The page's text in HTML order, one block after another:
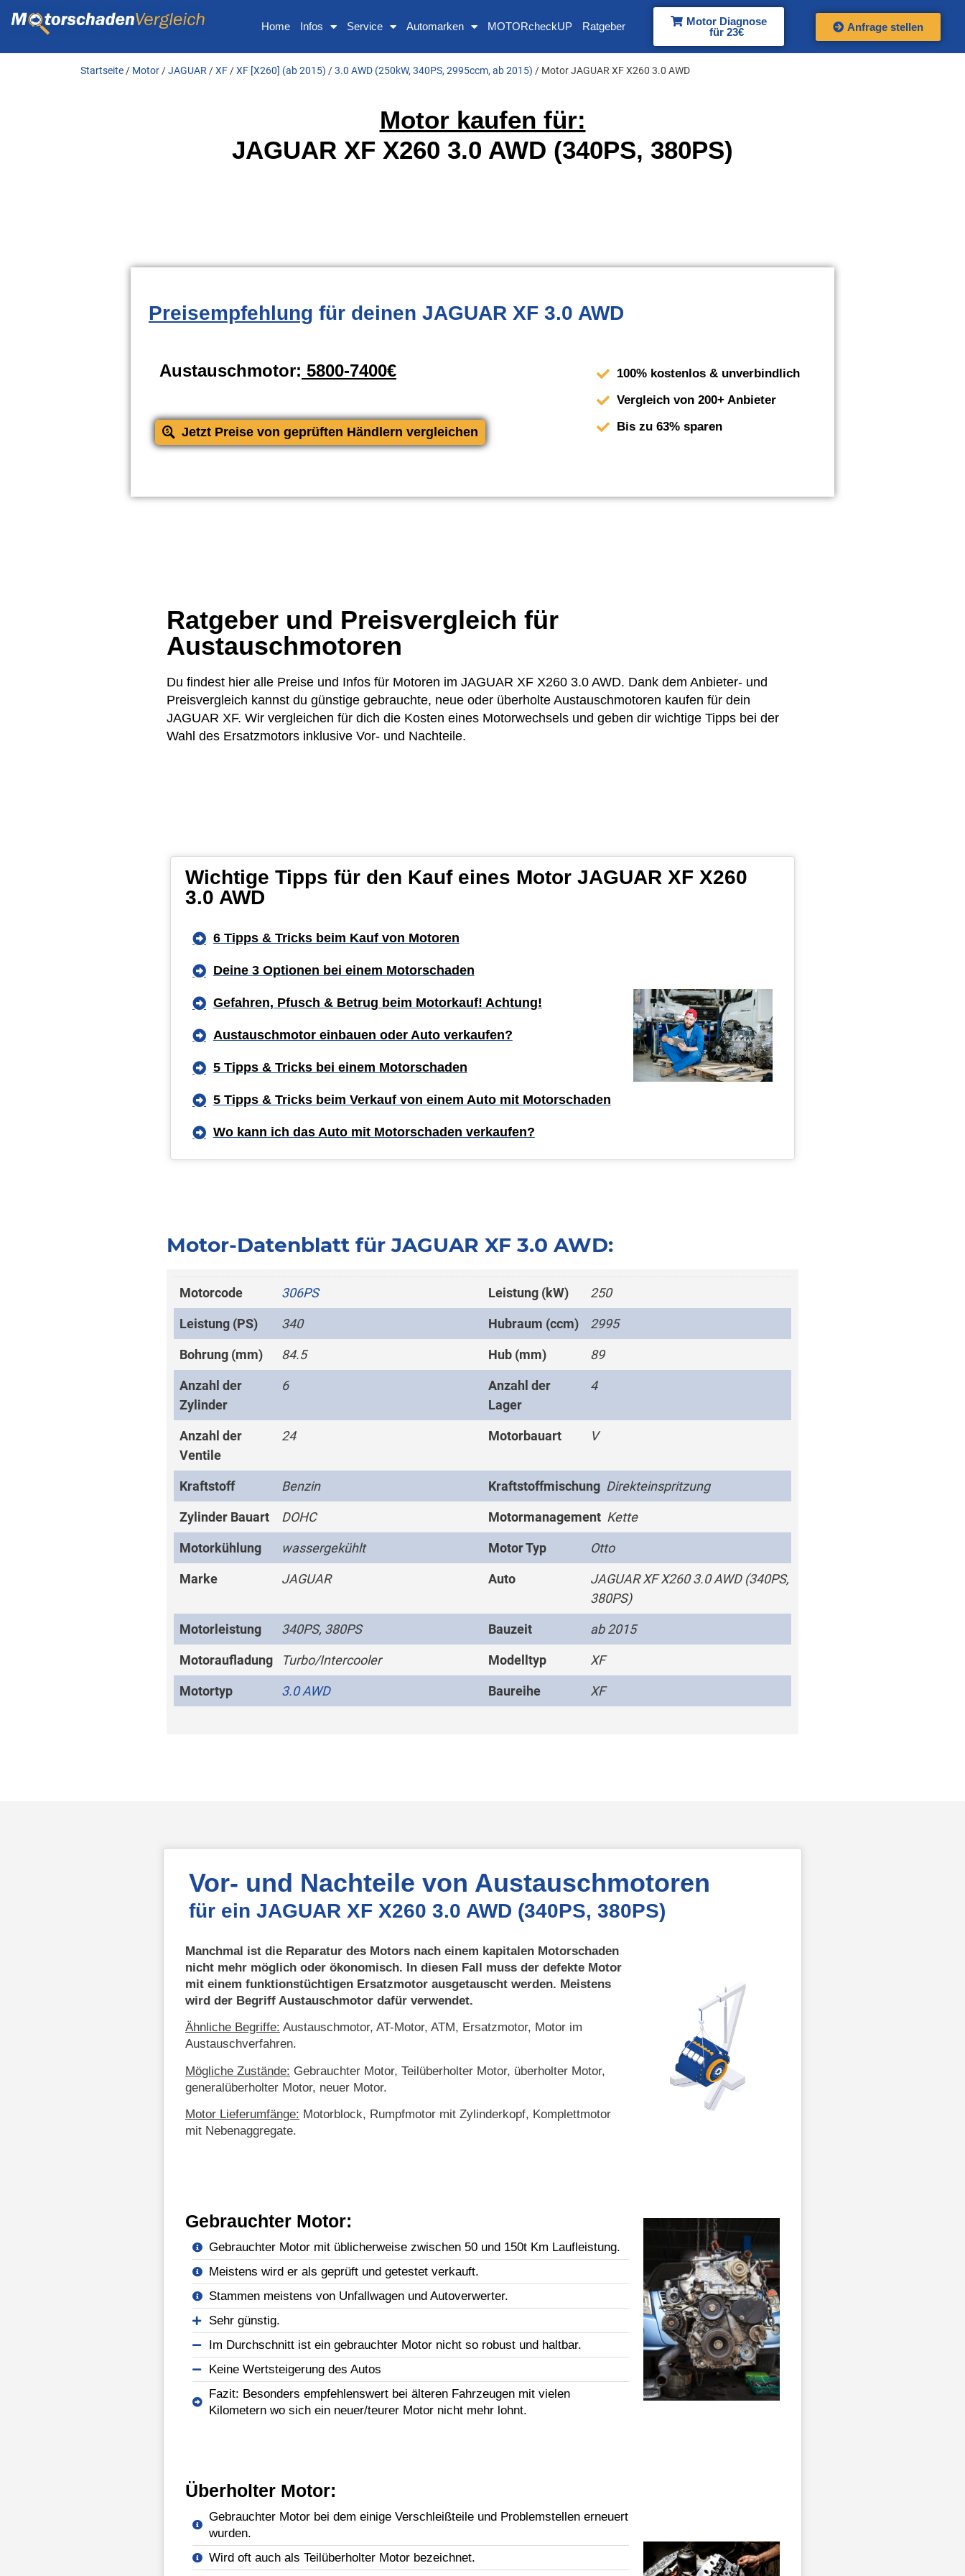
Home Infos Service Automarken MOTORcheckUP Ratgeber
Motor Diagnose
für 23€
Anfrage stellen
Startseite / Motor /JAGUAR /XF /XF [X260] (ab 2015) /3.0 AWD (250kW, 340PS, 2995ccm, ab 2015) / Motor JAGUAR XF X260 3.0 AWD
Motor kaufen für:
JAGUAR XF X260 3.0 AWD (340PS, 380PS)
Preisempfehlung für deinen JAGUAR XF 3.0 AWD
Austauschmotor: 5800-7400€
Jetzt Preise von geprüften Händlern vergleichen
100% kostenlos & unverbindlich
Vergleich von 200+ Anbieter
Bis zu 63% sparen
Ratgeber und Preisvergleich für
Austauschmotoren
Du findest hier alle Preise und Infos für Motoren im JAGUAR XF X260 3.0 AWD. Dank dem Anbieter- und
Preisvergleich kannst du günstige gebrauchte, neue oder überholte Austauschmotoren kaufen für dein
JAGUAR XF. Wir vergleichen für dich die Kosten eines Motorwechsels und geben dir wichtige Tipps bei der
Wahl des Ersatzmotors inklusive Vor- und Nachteile.
Wichtige Tipps für den Kauf eines Motor JAGUAR XF X260
3.0 AWD
6 Tipps & Tricks beim Kauf von Motoren
Deine 3 Optionen bei einem Motorschaden
Gefahren, Pfusch & Betrug beim Motorkauf! Achtung!
Austauschmotor einbauen oder Auto verkaufen?
5 Tipps & Tricks bei einem Motorschaden
5 Tipps & Tricks beim Verkauf von einem Auto mit Motorschaden
Wo kann ich das Auto mit Motorschaden verkaufen?
Motor-Datenblatt für JAGUAR XF 3.0 AWD:
Motorcode 306PS Leistung (kW) 250
Leistung (PS) 340 Hubraum (ccm) 2995
Bohrung (mm) 84.5 Hub (mm) 89
Anzahl der
Zylinder
6
Anzahl der
Lager
4
Anzahl der
Ventile
24 Motorbauart V
Kraftstoff Benzin Kraftstoffmischung Direkteinspritzung
Zylinder Bauart DOHC Motormanagement Kette
Motorkühlung wassergekühlt Motor Typ Otto
Marke JAGUAR Auto
JAGUAR XF X260 3.0 AWD (340PS,
380PS)
Motorleistung 340PS, 380PS Bauzeit ab 2015
Motoraufladung Turbo/Intercooler Modelltyp XF
Motortyp 3.0 AWD Baureihe XF
Vor- und Nachteile von Austauschmotoren
für ein JAGUAR XF X260 3.0 AWD (340PS, 380PS)
Manchmal ist die Reparatur des Motors nach einem kapitalen Motorschaden
nicht mehr möglich oder ökonomisch. In diesen Fall muss der defekte Motor
mit einem funktionstüchtigen Ersatzmotor ausgetauscht werden. Meistens
wird der Begriff Austauschmotor dafür verwendet.
Ähnliche Begriffe: Austauschmotor, AT-Motor, ATM, Ersatzmotor, Motor im
Austauschverfahren.
Mögliche Zustände: Gebrauchter Motor, Teilüberholter Motor, überholter Motor,
generalüberholter Motor, neuer Motor.
Motor Lieferumfänge: Motorblock, Rumpfmotor mit Zylinderkopf, Komplettmotor
mit Nebenaggregate.
Gebrauchter Motor:
Gebrauchter Motor mit üblicherweise zwischen 50 und 150t Km Laufleistung.
Meistens wird er als geprüft und getestet verkauft.
Stammen meistens von Unfallwagen und Autoverwerter.
Sehr günstig.
Im Durchschnitt ist ein gebrauchter Motor nicht so robust und haltbar.
Keine Wertsteigerung des Autos
Fazit: Besonders empfehlenswert bei älteren Fahrzeugen mit vielen
Kilometern wo sich ein neuer/teurer Motor nicht mehr lohnt.
Überholter Motor:
Gebrauchter Motor bei dem einige Verschleißteile und Problemstellen erneuert
wurden.
Wird oft auch als Teilüberholter Motor bezeichnet.